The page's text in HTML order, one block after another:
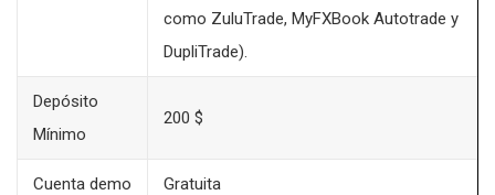
como ZuluTrade, MyFXBook Autotrade y
DupliTrade).
Depósito
Mínimo
200 $
Cuenta demo Gratuita